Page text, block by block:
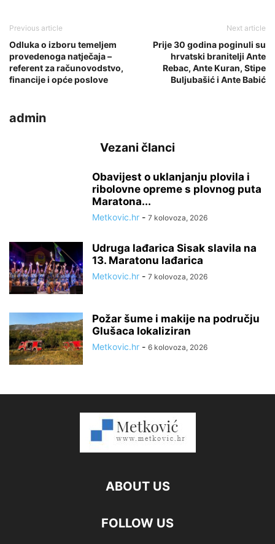
Previous article
Odluka o izboru temeljem
provedenoga natječaja –
referent za računovodstvo,
financije i opće poslove
Next article
Prije 30 godina poginuli su
hrvatski branitelji Ante
Rebac, Ante Kuran, Stipe
Buljubašić i Ante Babić
admin
Vezani članci
Obavijest o uklanjanju plovila i
ribolovne opreme s plovnog puta
Maratona...
Metkovic.hr - 7 kolovoza, 2026
Udruga lađarica Sisak slavila na
13. Maratonu lađarica
Metkovic.hr - 7 kolovoza, 2026
Požar šume i makije na području
Glušaca lokaliziran
Metkovic.hr - 6 kolovoza, 2026
ABOUT US
FOLLOW US